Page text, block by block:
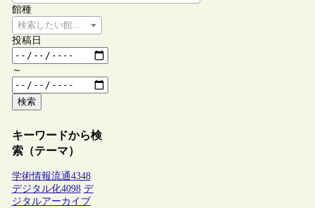
館種
検索したい館種を選択してください
投稿日
～
検索
キーワードから検
索（テーマ）
学術情報流通4348
デジタル化4098 デ
ジタルアーカイブ